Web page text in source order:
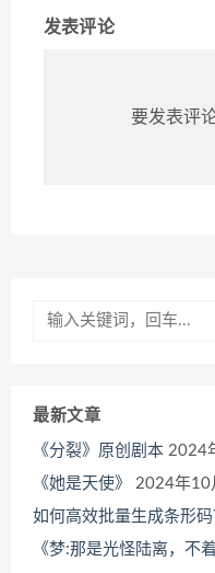
发表评论
要发表评
最新文章
《分裂》原创剧本 2024
《她是天使》
2024年10
如何高效批量生成条形码
《梦:那是光怪陆离，不